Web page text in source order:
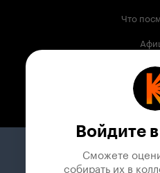
Что
Служба
Войдите
Сможете
собирать их в